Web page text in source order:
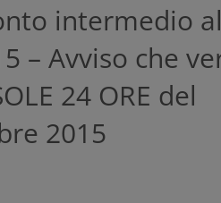
intermedio al
– Avviso che
24 ORE del
2015